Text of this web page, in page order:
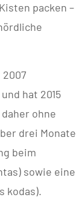
packen –
hat 2015
ohne
drei Monate
beim
sowie eine
kodas).